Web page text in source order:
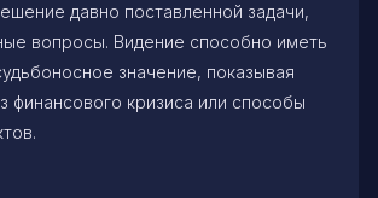
давно поставленной задачи,
вопросы. Видение способно иметь
значение, показывая
финансового кризиса или способы